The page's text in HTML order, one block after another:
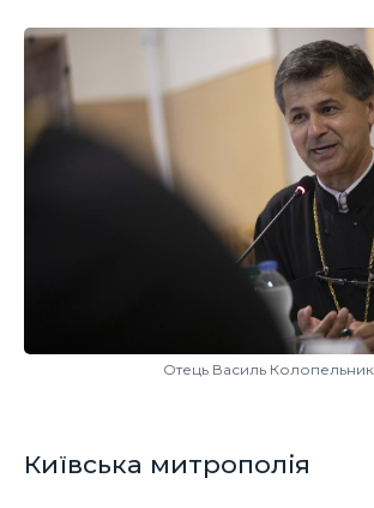
Отець Василь Колопельник
Київська митрополія